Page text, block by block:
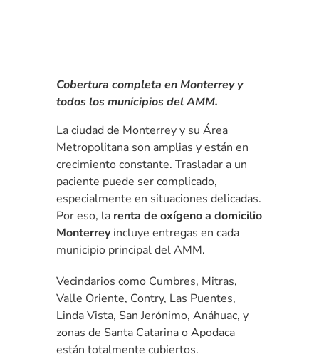
Cobertura completa en Monterrey y
todos los municipios del AMM.
La ciudad de Monterrey y su Área
Metropolitana son amplias y están en
crecimiento constante. Trasladar a un
paciente puede ser complicado,
especialmente en situaciones delicadas.
Por eso, la renta de oxígeno a domicilio
Monterreyincluye entregas en cada
municipio principal del AMM.
Vecindarios como Cumbres, Mitras,
Valle Oriente, Contry, Las Puentes,
Linda Vista, San Jerónimo, Anáhuac, y
zonas de Santa Catarina o Apodaca
están totalmente cubiertos.